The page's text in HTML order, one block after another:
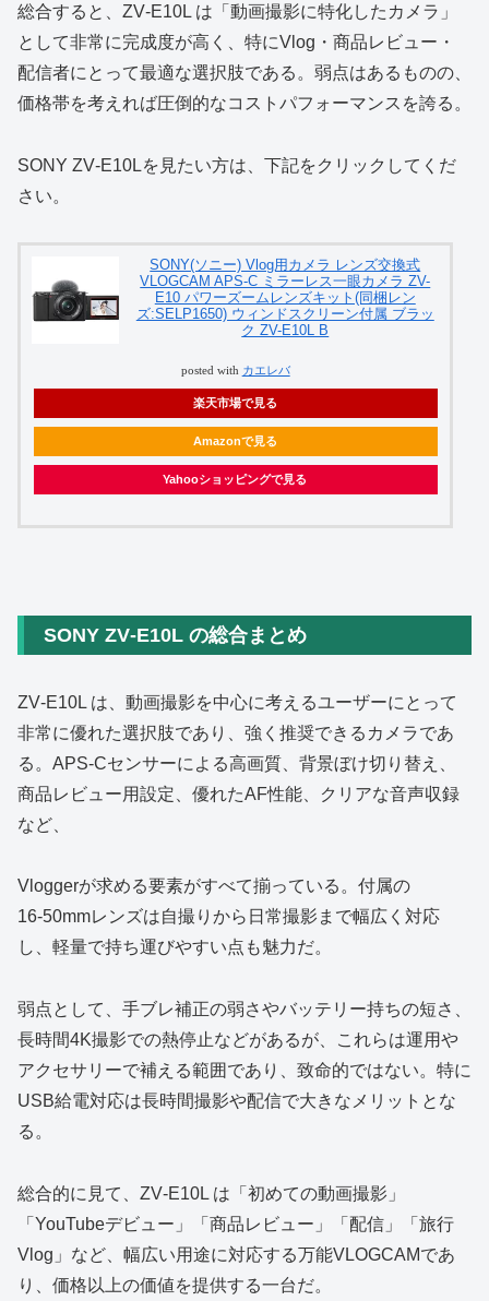
総合すると、ZV‑E10L は「動画撮影に特化したカメラ」
として非常に完成度が高く、特にVlog・商品レビュー・
配信者にとって最適な選択肢である。弱点はあるものの、
価格帯を考えれば圧倒的なコストパフォーマンスを誇る。
SONY ZV‑E10Lを見たい方は、下記をクリックしてくだ
さい。
SONY(ソニー) Vlog用カメラ レンズ交換式
VLOGCAM APS-C ミラーレス一眼カメラ ZV-
E10 パワーズームレンズキット(同梱レン
ズ:SELP1650) ウィンドスクリーン付属 ブラッ
ク ZV-E10L B
posted with カエレバ
楽天市場で見る
Amazonで見る
Yahooショッピングで見る
SONY ZV‑E10L の総合まとめ
ZV‑E10L は、動画撮影を中心に考えるユーザーにとって
非常に優れた選択肢であり、強く推奨できるカメラであ
る。APS‑Cセンサーによる高画質、背景ぼけ切り替え、
商品レビュー用設定、優れたAF性能、クリアな音声収録
など、
Vloggerが求める要素がすべて揃っている。付属の
16‑50mmレンズは自撮りから日常撮影まで幅広く対応
し、軽量で持ち運びやすい点も魅力だ。
弱点として、手ブレ補正の弱さやバッテリー持ちの短さ、
長時間4K撮影での熱停止などがあるが、これらは運用や
アクセサリーで補える範囲であり、致命的ではない。特に
USB給電対応は長時間撮影や配信で大きなメリットとな
る。
総合的に見て、ZV‑E10L は「初めての動画撮影」
「YouTubeデビュー」「商品レビュー」「配信」「旅行
Vlog」など、幅広い用途に対応する万能VLOGCAMであ
り、価格以上の価値を提供する一台だ。